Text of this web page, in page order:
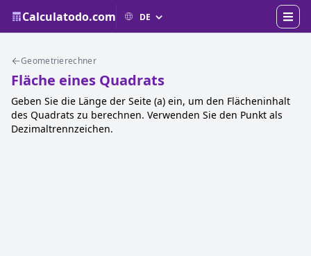
Calculatodo.com
Geometrierechner
Fläche eines Quadrats
Geben Sie die Länge der Seite (a) ein, um den Flächeninhalt
des Quadrats zu berechnen. Verwenden Sie den Punkt als
Dezimaltrennzeichen.